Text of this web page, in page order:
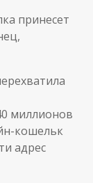
принесет
миллионов
кошельк
адрес